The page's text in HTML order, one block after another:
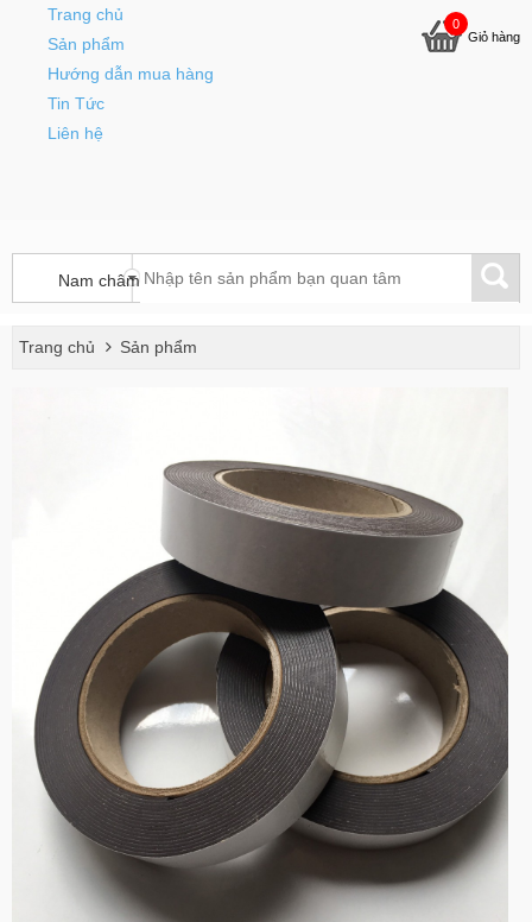
Trang chủ
Sản phẩm
Hướng dẫn mua hàng
Tin Tức
Liên hệ
0
Giỏ hàng
Trang chủ Sản phẩm